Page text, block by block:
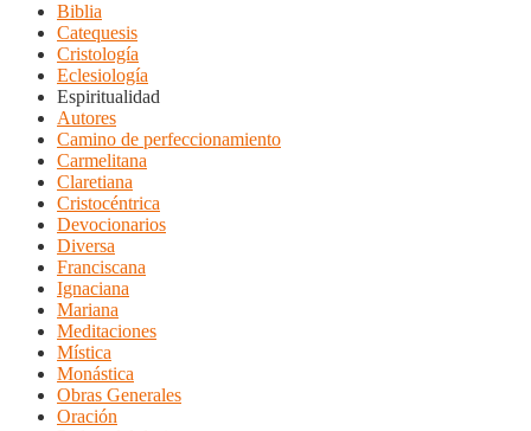
Biblia
Catequesis
Cristología
Eclesiología
Espiritualidad
Autores
Camino de perfeccionamiento
Carmelitana
Claretiana
Cristocéntrica
Devocionarios
Diversa
Franciscana
Ignaciana
Mariana
Meditaciones
Mística
Monástica
Obras Generales
Oración